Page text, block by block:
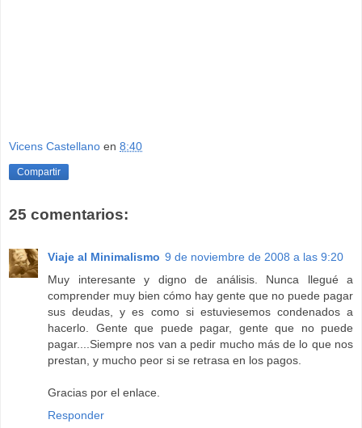
Vicens Castellano en 8:40
Compartir
25 comentarios:
Viaje al Minimalismo 9 de noviembre de 2008 a las 9:20
Muy interesante y digno de análisis. Nunca llegué a
comprender muy bien cómo hay gente que no puede pagar
sus deudas, y es como si estuviesemos condenados a
hacerlo. Gente que puede pagar, gente que no puede
pagar....Siempre nos van a pedir mucho más de lo que nos
prestan, y mucho peor si se retrasa en los pagos.
Gracias por el enlace.
Responder